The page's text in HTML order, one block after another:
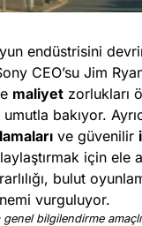
endüstrisini
CEO’su Jim
maliyet zorlukları
bakıyor.
ve güvenilir
için ele
bulut
vurguluyor.
bilgilendirme